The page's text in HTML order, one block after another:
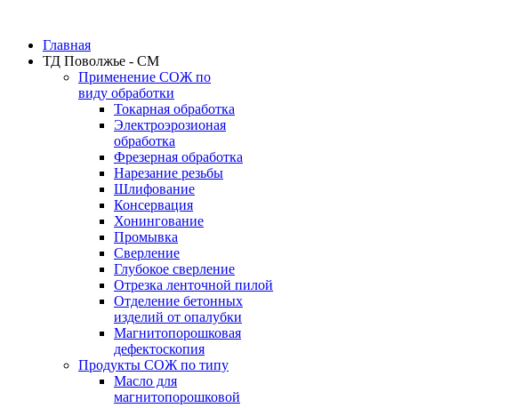
Главная
ТД Поволжье - СМ
Применение СОЖ по
виду обработки
Токарная обработка
Электроэрозионая
обработка
Фрезерная обработка
Нарезание резьбы
Шлифование
Консервация
Хонингование
Промывка
Сверление
Глубокое сверление
Отрезка ленточной пилой
Отделение бетонных
изделий от опалубки
Магнитопорошковая
дефектоскопия
Продукты СОЖ по типу
Масло для
магнитопорошковой